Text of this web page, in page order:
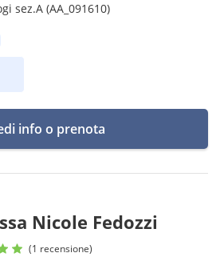
sez.A (AA_091610)
info o prenota
Nicole Fedozzi
(1 recensione)